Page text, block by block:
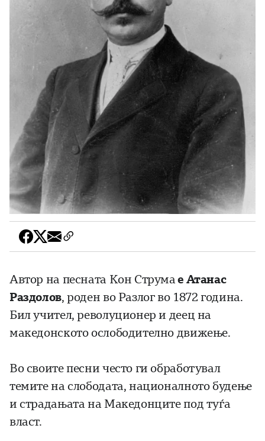
Автор на песната Кон Струмае Атанас
Раздолов, роден во Разлог во 1872 година.
Бил учител, револуционер и деец на
македонското ослободително движење.
Во своите песни често ги обработувал
темите на слободата, националното будење
и страдањата на Македонците под туѓа
власт.